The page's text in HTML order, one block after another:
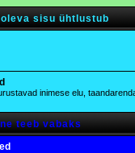
sisu ühtlustub
inimese elu,
teeb vabaks